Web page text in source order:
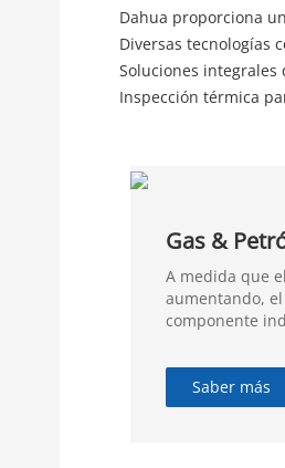
Dahua proporciona
Diversas tecnologías
Soluciones
Inspección térmica
Gas &
A medida que
aumentando,
componente
Saber más